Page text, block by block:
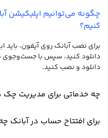
چگونه می‌توانیم اپلیکیشن
کنیم؟
برای نصب آبانک روی آیفون، باید
دانلود کنید، سپس با جست‌وجوی
دانلود و نصب کنید.
چه خدماتی برای مدیریت چک
برای افتتاح حساب در آبانک